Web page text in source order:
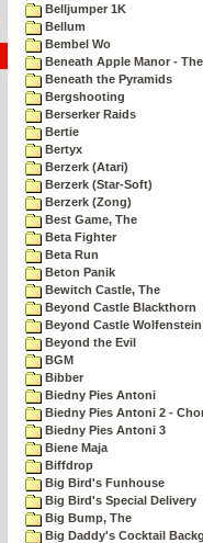
Belljumper 1K
Bellum
Bembel Wo
Beneath Apple Manor -
Beneath the Pyramids
Bergshooting
Berserker Raids
Bertie
Bertyx
Berzerk (Atari)
Berzerk (Star-Soft)
Berzerk (Zong)
Best Game, The
Beta Fighter
Beta Run
Beton Panik
Bewitch Castle, The
Beyond Castle Blackthorn
Beyond Castle Wolfenstein
Beyond the Evil
BGM
Bibber
Biedny Pies Antoni
Biedny Pies Antoni 2 -
Biedny Pies Antoni 3
Biene Maja
Biffdrop
Big Bird's Funhouse
Big Bird's Special Delivery
Big Bump, The
Big Daddy's Cocktail